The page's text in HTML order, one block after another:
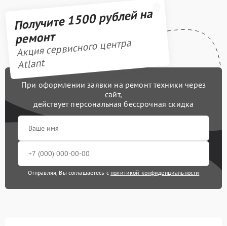
Получите 1500 рублей на
ремонт
Акция сервисного центра
Atlant
При оформлении заявки на ремонт техники через
сайт,
действует персональная бессрочная скидка
Отправляя, Вы соглашаетесь с политикой конфиденциальности